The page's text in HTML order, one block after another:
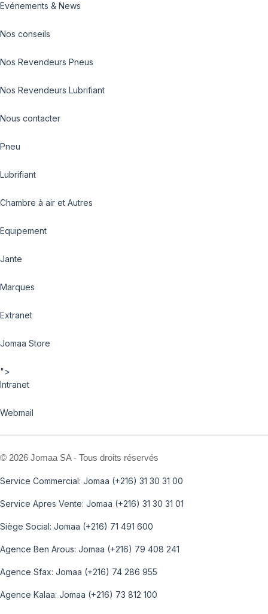
Evénements & News
Nos conseils
Nos Revendeurs Pneus
Nos Revendeurs Lubrifiant
Nous contacter
Pneu
Lubrifiant
Chambre à air et Autres
Equipement
Jante
Marques
Extranet
Jomaa Store
">
Intranet
Webmail
© 2026 Jomaa SA - Tous droits réservés
Service Commercial: Jomaa (+216) 31 30 31 00
Service Apres Vente: Jomaa (+216) 31 30 31 01
Siège Social: Jomaa (+216) 71 491 600
Agence Ben Arous: Jomaa (+216) 79 408 241
Agence Sfax: Jomaa (+216) 74 286 955
Agence Kalaa: Jomaa (+216) 73 812 100